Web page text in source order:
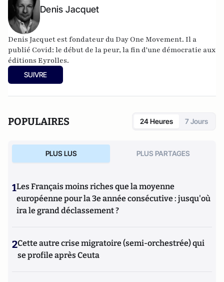
Denis Jacquet
Denis Jacquet est fondateur du Day One Movement. Il a
publié Covid: le début de la peur, la fin d'une démocratie aux
éditions Eyrolles.
SUIVRE
POPULAIRES 24 Heures 7 Jours
PLUS LUS PLUS PARTAGES
1Les Français moins riches que la moyenne
européenne pour la 3e année consécutive : jusqu'où
ira le grand déclassement ?
2Cette autre crise migratoire (semi-orchestrée) qui
se profile après Ceuta